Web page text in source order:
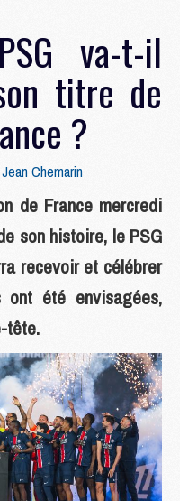
va-t-il
titre de
?
Jean Chemarin
de France mercredi
son histoire, le PSG
recevoir et célébrer
ont été envisagées,
tête.